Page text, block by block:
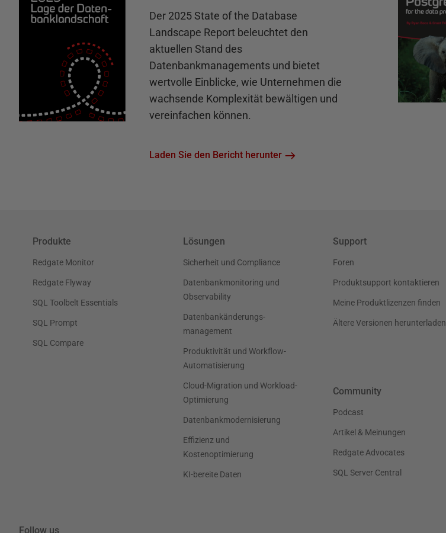
Der 2025 State of the Database
Landscape Report beleuchtet den
aktuellen Stand des
Datenbankmanagements und bietet
wertvolle Einblicke, wie Unternehmen die
wachsende Komplexität bewältigen und
vereinfachen können.
Laden Sie den Bericht herunter
Produkte
Redgate Monitor
Redgate Flyway
SQL Toolbelt Essentials
SQL Prompt
SQL Compare
Lösungen
Sicherheit und Compliance
Datenbankmonitoring und
Observability
Datenbankänderungs-
management
Produktivität und Workflow-
Automatisierung
Cloud-Migration und Workload-
Optimierung
Datenbankmodernisierung
Effizienz und
Kostenoptimierung
KI-bereite Daten
Support
Foren
Produktsupport kontaktieren
Meine Produktlizenzen finden
Ältere Versionen herunterladen
Community
Podcast
Artikel & Meinungen
Redgate Advocates
SQL Server Central
Follow us